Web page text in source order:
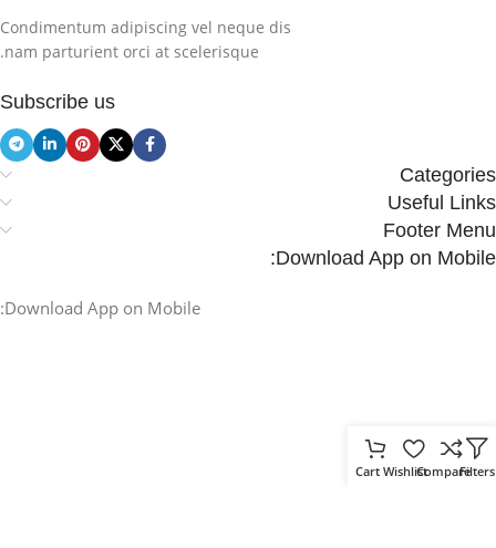
Condimentum adipiscing vel neque dis
nam parturient orci at scelerisque.
Subscribe us
Categories
Useful Links
Footer Menu
Download App on Mobile:
Download App on Mobile:
Filters
Compare
Wishlist
Cart